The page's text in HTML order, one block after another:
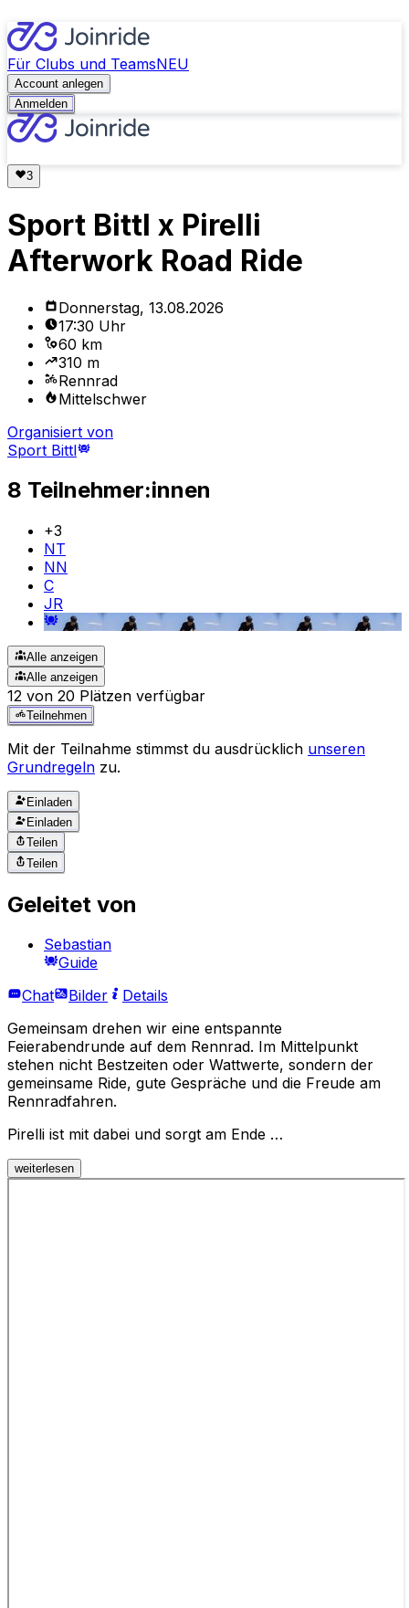
Für Clubs und TeamsNEU
Account anlegen
Anmelden
Sport Bittl x Pirelli
Afterwork Road Ride
Donnerstag, 13.08.2026
17:30 Uhr
60 km
310 m
Rennrad
Mittelschwer
Organisiert von
Sport Bittl
8 Teilnehmer:innen
+3
NT
NN
C
JR
Alle anzeigen
Alle anzeigen
12 von 20 Plätzen verfügbar
Teilnehmen
Mit der Teilnahme stimmst du ausdrücklich unseren
Grundregeln zu.
Einladen
Einladen
Teilen
Teilen
Geleitet von
Sebastian
Guide
Chat
Bilder
Details
Gemeinsam drehen wir eine entspannte
Feierabendrunde auf dem Rennrad. Im Mittelpunkt
stehen nicht Bestzeiten oder Wattwerte, sondern der
gemeinsame Ride, gute Gespräche und die Freude am
Rennradfahren.
Pirelli ist mit dabei und sorgt am Ende …
weiterlesen